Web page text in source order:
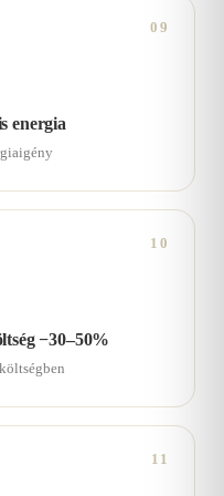
09
energia
10
−30–50%
11